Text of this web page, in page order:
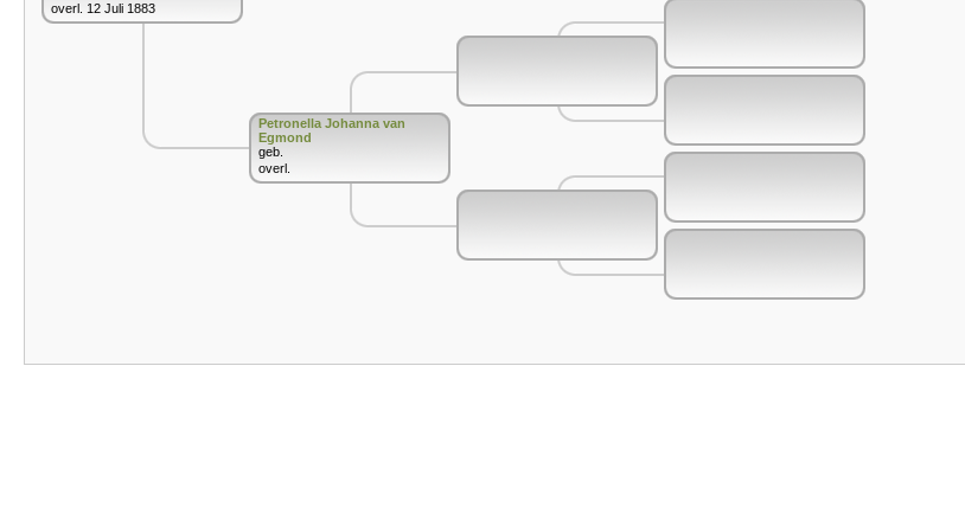
overl. 12 Juli 1883
Petronella Johanna van
Egmond
geb.
overl.